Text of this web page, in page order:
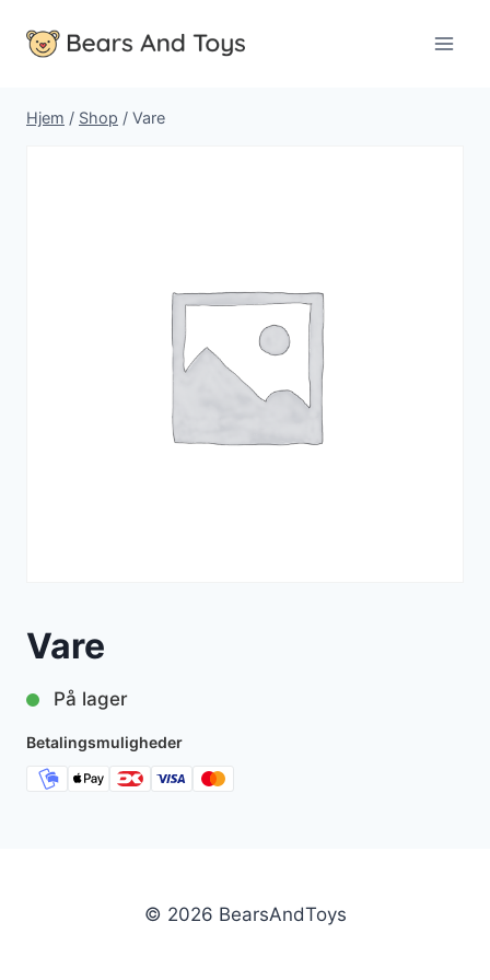
Hjem / Shop / Vare
Vare
På lager
Betalingsmuligheder
© 2026 BearsAndToys